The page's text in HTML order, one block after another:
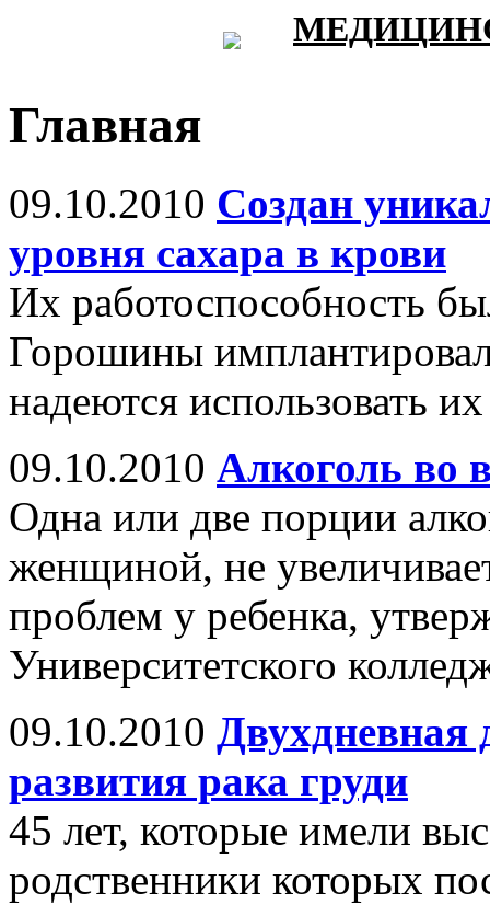
Главная
09.10.2010 Создан
уровня сахара в крови
Их работоспособность
Горошины
надеются использовать
09.10.2010 Алкоголь во
Одна или две порции
женщиной, не
проблем у ребенка,
Университетского
09.10.2010 Двухдневная
развития рака груди
45 лет, которые имели
родственники которых